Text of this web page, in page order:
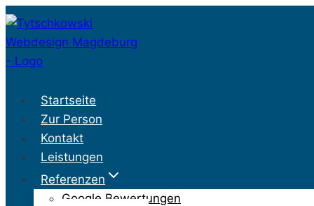
Zum
Inhalt
springen
Startseite
Zur Person
Kontakt
Leistungen
Referenzen
Google Bewertungen